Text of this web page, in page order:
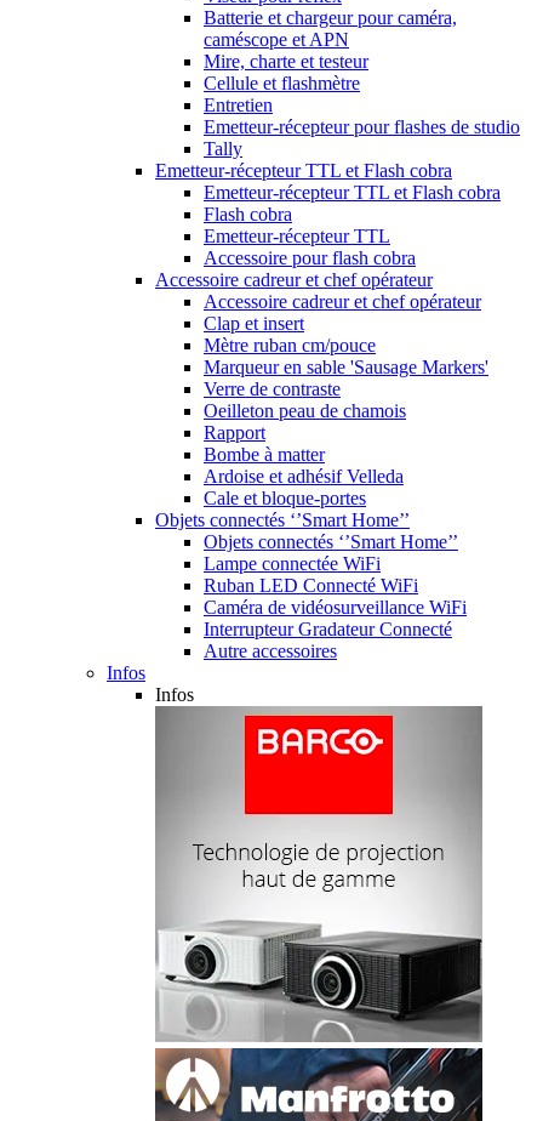
Batterie et chargeur pour caméra,
caméscope et APN
Mire, charte et testeur
Cellule et flashmètre
Entretien
Emetteur-récepteur pour flashes de studio
Tally
Emetteur-récepteur TTL et Flash cobra
Emetteur-récepteur TTL et Flash cobra
Flash cobra
Emetteur-récepteur TTL
Accessoire pour flash cobra
Accessoire cadreur et chef opérateur
Accessoire cadreur et chef opérateur
Clap et insert
Mètre ruban cm/pouce
Marqueur en sable 'Sausage Markers'
Verre de contraste
Oeilleton peau de chamois
Rapport
Bombe à matter
Ardoise et adhésif Velleda
Cale et bloque-portes
Objets connectés ‘’Smart Home’’
Objets connectés ‘’Smart Home’’
Lampe connectée WiFi
Ruban LED Connecté WiFi
Caméra de vidéosurveillance WiFi
Interrupteur Gradateur Connecté
Autre accessoires
Infos
Infos